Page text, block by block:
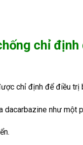
chỉ
chỉ định để điều trị
dacarbazine như một